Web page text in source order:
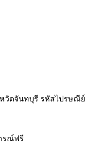
หวัดจันทบุรี รหัสไปรษณี
รณ์ฟรี